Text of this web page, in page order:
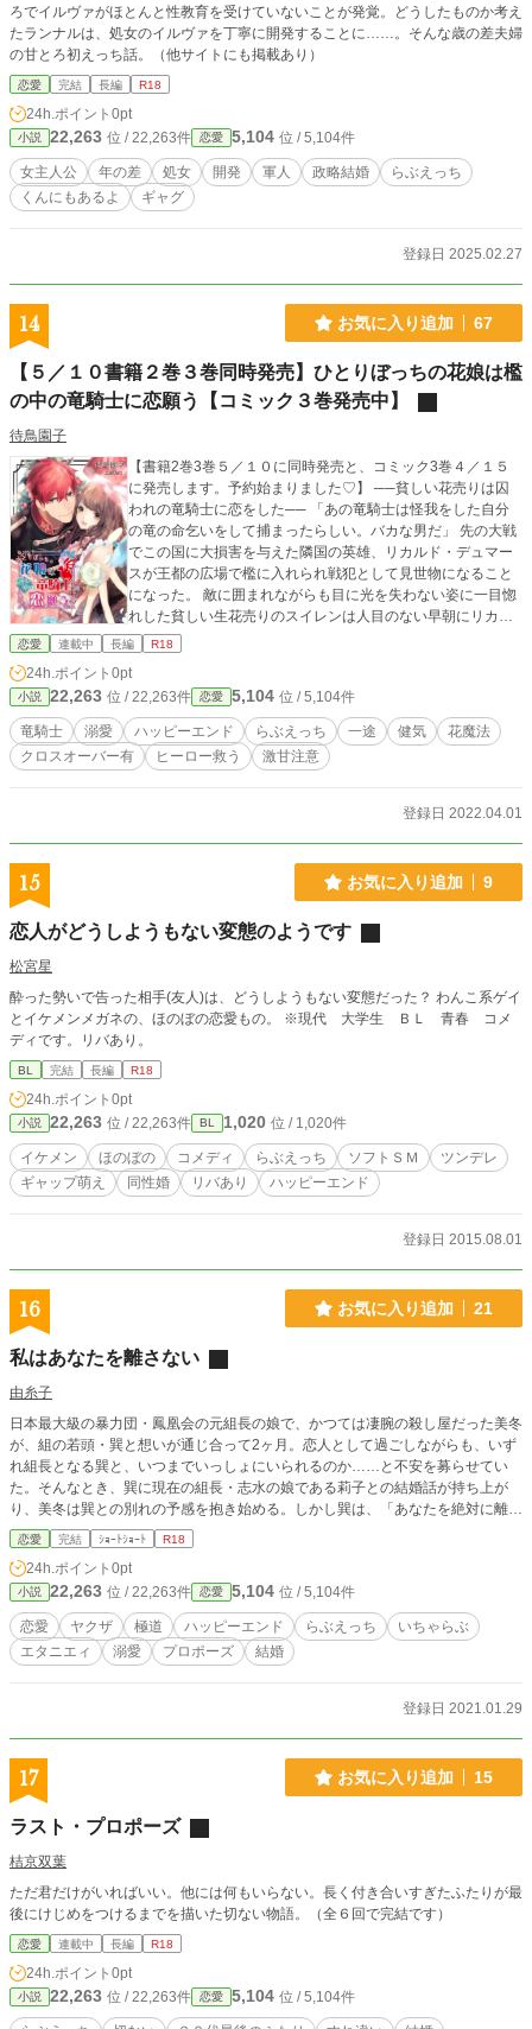
ろでイルヴァがほとんと性教育を受けていないことが発覚。どうしたものか考え
たランナルは、処女のイルヴァを丁寧に開発することに……。そんな歳の差夫婦
の甘とろ初えっち話。（他サイトにも掲載あり）
恋愛 完結 長編 R18
24h.ポイント 0pt
小説 22,263 位 / 22,263件 恋愛 5,104 位 / 5,104件
女主人公 年の差 処女 開発 軍人 政略結婚
らぶえっち
くんにもあるよ
ギャグ
登録日 2025.02.27
14 お気に入り追加 67
【５／１０書籍２巻３巻同時発売】ひとりぼっちの花娘は檻
の中の竜騎士に恋願う【コミック３巻発売中】
待鳥園子
【書籍2巻3巻５／１０に同時発売と、コミック3巻４／１５
に発売します。予約始まりました♡】 ──貧しい花売りは囚
われの竜騎士に恋をした── 「あの竜騎士は怪我をした自分
の竜の命乞いをして捕まったらしい。バカな男だ」 先の大戦
でこの国に大損害を与えた隣国の英雄、リカルド・デュマー
スが王都の広場で檻に入れられ戦犯として見世物になること
になった。 敵に囲まれながらも目に光を失わない姿に一目惚
れした貧しい生花売りのスイレンは人目のない早朝にリカル
ドに近づき、彼に幾度となく話しかけた。 懸命に話しかける
に名前を聞く。 リカルドを救いに隣国の竜騎士たちがやって
来て、彼も自らの竜に乗り飛び立ってしまう。その姿を見上
げながらせめてものお別れのしるしにと彼に向けて花魔法を
使い、たくさんの花を空に浮かべたスイレン。 彼を見送るス
イレンはいつの間にか竜に乗ったリカルドの腕の中だった。
が、本編より後の二人とワーウィックの様子があります。 ※
ライズが決定しております。 ♡全年齢化して追加エピソード
恋愛 連載中 長編 R18
24h.ポイント 0pt
小説 22,263 位 / 22,263件 恋愛 5,104 位 / 5,104件
竜騎士 溺愛 ハッピーエンド らぶえっち 一途 健気
花魔法
クロスオーバー有
ヒーロー救う 激甘注意
登録日 2022.04.01
15 お気に入り追加 9
恋人がどうしようもない変態のようです
松宮星
酔った勢いで告った相手(友人)は、どうしようもない変態だった？ わんこ系ゲイ
とイケメンメガネの、ほのぼの恋愛もの。 ※現代 大学生 ＢＬ 青春 コメ
ディです。リバあり。
BL 完結 長編 R18
24h.ポイント 0pt
小説 22,263 位 / 22,263件 BL 1,020 位 / 1,020件
イケメン ほのぼの コメディ らぶえっち ソフトＳＭ
ツンデレ
ギャップ萌え
同性婚 リバあり ハッピーエンド
登録日 2015.08.01
16 お気に入り追加 21
私はあなたを離さない
由糸子
日本最大級の暴力団・鳳凰会の元組長の娘で、かつては凄腕の殺し屋だった美冬
が、組の若頭・巽と想いが通じ合って2ヶ月。恋人として過ごしながらも、いず
れ組長となる巽と、いつまでいっしょにいられるのか……と不安を募らせてい
た。そんなとき、巽に現在の組長・志水の娘である莉子との結婚話が持ち上が
り、美冬は巽との別れの予感を抱き始める。しかし巽は、「あなたを絶対に離さ
ない」と宣言し、美冬にある「仕事」の依頼をもちかける。 ※この作品は、日
本初のハードボイルドラブコメディとして名高い（かもしれない）『私はあなた
を殺せない』（https://novel18.syosetu.com/n1913gp/）の続編です。 ※この続
編だけでも十分にお楽しみいただけますが、登場人物のあまりにもスイートでデ
リシャスなラブアフェアのせいで、脳内が甘ったるいサトウキビ畑状態になる可
能性があります。できれば、ほろ苦＆切なめの本編をお読みになり、続けてこち
らをお読みいただければ、スイート＆ビターでファビュラスなフレーバーを味わ
さりです。それでも「そういう場面は1ミクロンも読みたくねーんだよ！」と思
われるのであれば、読むのをあきらめるしかないかもな……。いや、その場面だ
けは薄目で読めばいいかもしれないな……。 ※2021年2月開催の「アルファポ
リス恋愛小説大賞」に、本編ともどもエントリーしています。王道から外れに外
れた大気圏外の作品なので、受賞うんぬんよりも、多くの（私と同じ性癖をも
つ）人にお読みいただけるとうれしいです。
恋愛 完結 ｼｮｰﾄｼｮｰﾄ R18
24h.ポイント 0pt
小説 22,263 位 / 22,263件 恋愛 5,104 位 / 5,104件
恋愛 ヤクザ 極道 ハッピーエンド らぶえっち
いちゃらぶ
エタニエィ
溺愛 プロポーズ 結婚
登録日 2021.01.29
17 お気に入り追加 15
ラスト・プロポーズ
桔京双葉
ただ君だけがいればいい。他には何もいらない。長く付き合いすぎたふたりが最
後にけじめをつけるまでを描いた切ない物語。（全６回で完結です）
恋愛 連載中 長編 R18
24h.ポイント 0pt
小説 22,263 位 / 22,263件 恋愛 5,104 位 / 5,104件